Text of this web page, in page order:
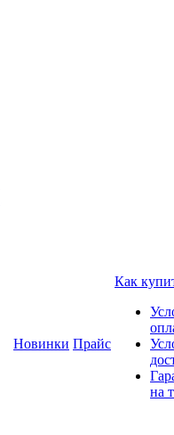
Новинки Прайс
Как
на